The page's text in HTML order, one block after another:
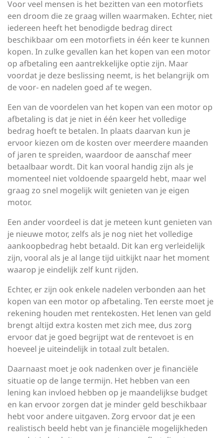
Voor veel mensen is het bezitten van een motorfiets
een droom die ze graag willen waarmaken. Echter, niet
iedereen heeft het benodigde bedrag direct
beschikbaar om een motorfiets in één keer te kunnen
kopen. In zulke gevallen kan het kopen van een motor
op afbetaling een aantrekkelijke optie zijn. Maar
voordat je deze beslissing neemt, is het belangrijk om
de voor- en nadelen goed af te wegen.
Een van de voordelen van het kopen van een motor op
afbetaling is dat je niet in één keer het volledige
bedrag hoeft te betalen. In plaats daarvan kun je
ervoor kiezen om de kosten over meerdere maanden
of jaren te spreiden, waardoor de aanschaf meer
betaalbaar wordt. Dit kan vooral handig zijn als je
momenteel niet voldoende spaargeld hebt, maar wel
graag zo snel mogelijk wilt genieten van je eigen
motor.
Een ander voordeel is dat je meteen kunt genieten van
je nieuwe motor, zelfs als je nog niet het volledige
aankoopbedrag hebt betaald. Dit kan erg verleidelijk
zijn, vooral als je al lange tijd uitkijkt naar het moment
waarop je eindelijk zelf kunt rijden.
Echter, er zijn ook enkele nadelen verbonden aan het
kopen van een motor op afbetaling. Ten eerste moet je
rekening houden met rentekosten. Het lenen van geld
brengt altijd extra kosten met zich mee, dus zorg
ervoor dat je goed begrijpt wat de rentevoet is en
hoeveel je uiteindelijk in totaal zult betalen.
Daarnaast moet je ook nadenken over je financiële
situatie op de lange termijn. Het hebben van een
lening kan invloed hebben op je maandelijkse budget
en kan ervoor zorgen dat je minder geld beschikbaar
hebt voor andere uitgaven. Zorg ervoor dat je een
realistisch beeld hebt van je financiële mogelijkheden